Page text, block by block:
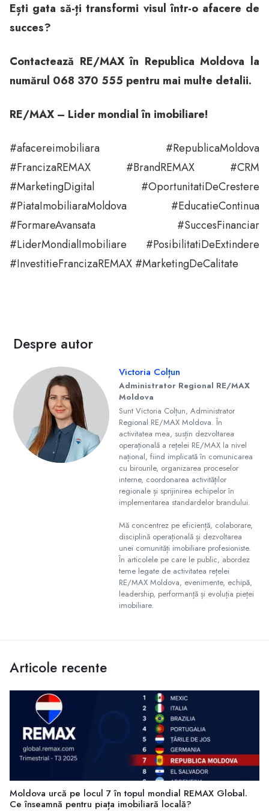
Ești gata să-ți transformi visul într-o afacere de
succes?
Contactează RE/MAX în Republica Moldova la
numărul 068 370 555 pentru mai multe detalii.
RE/MAX – Lider mondial în imobiliare!
#afacereimobiliara #RepublicaMoldova
#FrancizaREMAX #BrandREMAX #CRM
#MarketingDigital #OportunitatiDeCrestere
#PiataImobiliaraMoldova #EducatieContinua
#FormareAvansata #SuccesFinanciar
#LiderMondialImobiliare #PosibilitatiDeExtindere
#InvestitieFrancizaREMAX #MarketingDeCalitate
Despre autor
Victoria Colțun
Administrator Regional RE/MAX
Moldova
Sunt Victoria Colțun, Administrator
Regional RE/MAX Moldova. În
activitatea mea, susțin dezvoltarea
operațională a rețelei RE/MAX la nivel
național, fiind implicată în comunicarea
cu birourile, organizarea proceselor
interne, coordonarea activităților
regionale și sprijinirea echipelor în
implementarea standardelor brandului.
Mă concentrez pe eficiență, colaborare,
disciplină operațională și dezvoltarea
unei comunități imobiliare profesioniste.
În articolele pe care le public, abordez
teme legate de activitatea rețelei
RE/MAX Moldova, evenimente, echipă,
leadership, performanță și evoluția pieței
imobiliare.
Articole recente
Moldova urcă pe locul 7 în topul mondial REMAX Global.
Ce înseamnă pentru piața imobiliară locală?